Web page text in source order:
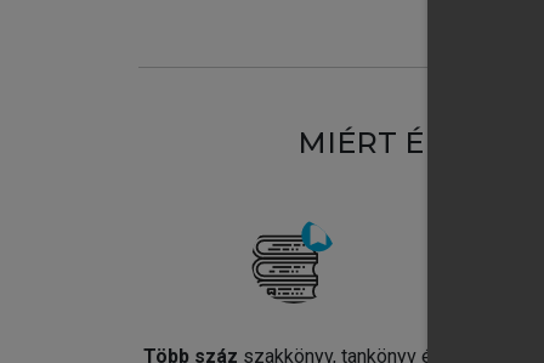
MIÉRT
Több száz szakkönyv, tankönyv és